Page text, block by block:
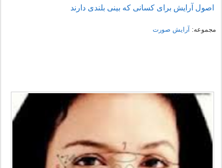
اصول آرایش برای کسانی که بینی بلندی دارند
مجموعه: آرایش صورت